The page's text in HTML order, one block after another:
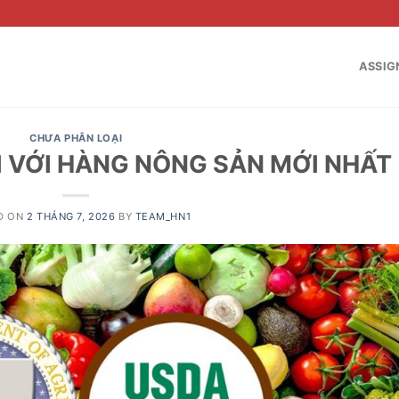
CHƯA PHÂN LOẠI
HÀNG NÔNG SẢN MỚI NHẤT
ON 2 THÁNG 7, 2026 BY TEAM_HN1